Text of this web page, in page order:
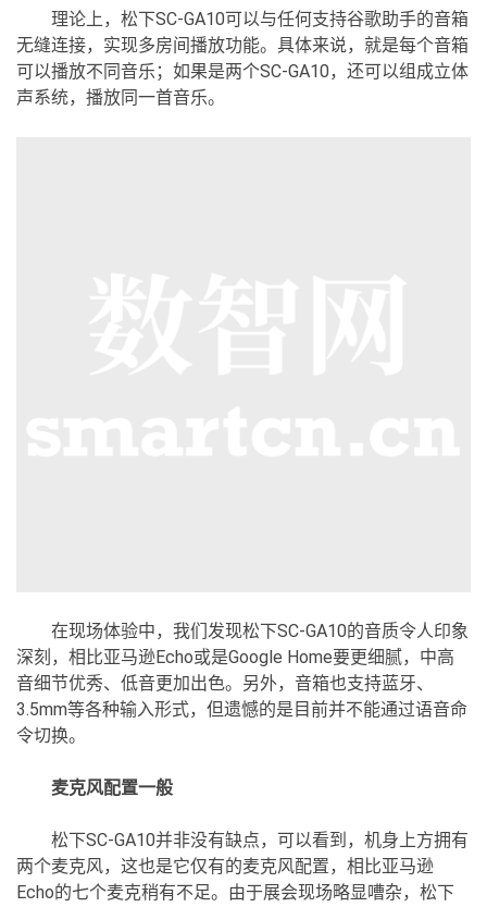
理论上，松下SC-GA10可以与任何支持谷歌助手的音箱
无缝连接，实现多房间播放功能。具体来说，就是每个音箱
可以播放不同音乐；如果是两个SC-GA10，还可以组成立体
声系统，播放同一首音乐。
在现场体验中，我们发现松下SC-GA10的音质令人印象
深刻，相比亚马逊Echo或是Google Home要更细腻，中高
音细节优秀、低音更加出色。另外，音箱也支持蓝牙、
3.5mm等各种输入形式，但遗憾的是目前并不能通过语音命
令切换。
麦克风配置一般
松下SC-GA10并非没有缺点，可以看到，机身上方拥有
两个麦克风，这也是它仅有的麦克风配置，相比亚马逊
Echo的七个麦克稍有不足。由于展会现场略显嘈杂，松下